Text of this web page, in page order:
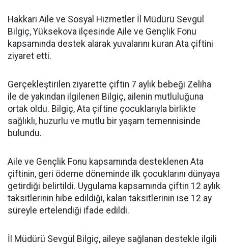
Hakkari Aile ve Sosyal Hizmetler İl Müdürü Sevgül
Bilgiç, Yüksekova ilçesinde Aile ve Gençlik Fonu
kapsamında destek alarak yuvalarını kuran Ata çiftini
ziyaret etti.
Gerçekleştirilen ziyarette çiftin 7 aylık bebeği Zeliha
ile de yakından ilgilenen Bilgiç, ailenin mutluluğuna
ortak oldu. Bilgiç, Ata çiftine çocuklarıyla birlikte
sağlıklı, huzurlu ve mutlu bir yaşam temennisinde
bulundu.
Aile ve Gençlik Fonu kapsamında desteklenen Ata
çiftinin, geri ödeme döneminde ilk çocuklarını dünyaya
getirdiği belirtildi. Uygulama kapsamında çiftin 12 aylık
taksitlerinin hibe edildiği, kalan taksitlerinin ise 12 ay
süreyle ertelendiği ifade edildi.
İl Müdürü Sevgül Bilgiç, aileye sağlanan destekle ilgili